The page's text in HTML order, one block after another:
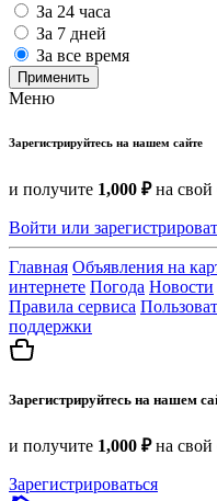
За 24 часа
За 7 дней
За все время
Применить
Меню
Зарегистрируйтесь на нашем сайте
и получите 1,000 ₽на свой
Войти или
Главная Объявления на
интернете Погода Новости
Правила сервиса
поддержки
Зарегистрируйтесь на нашем
и получите 1,000 ₽на свой
Зарегистрироваться